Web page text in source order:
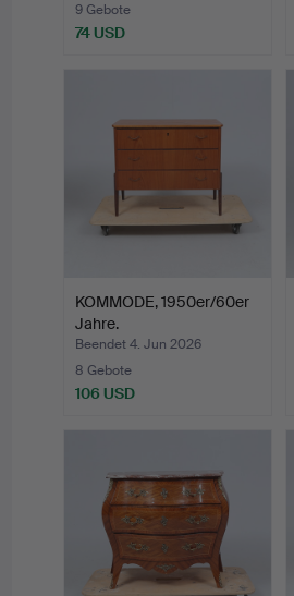
9 Gebote
74 USD
KOMMODE, 1950er/60er
Jahre.
Beendet 4. Jun 2026
8 Gebote
106 USD